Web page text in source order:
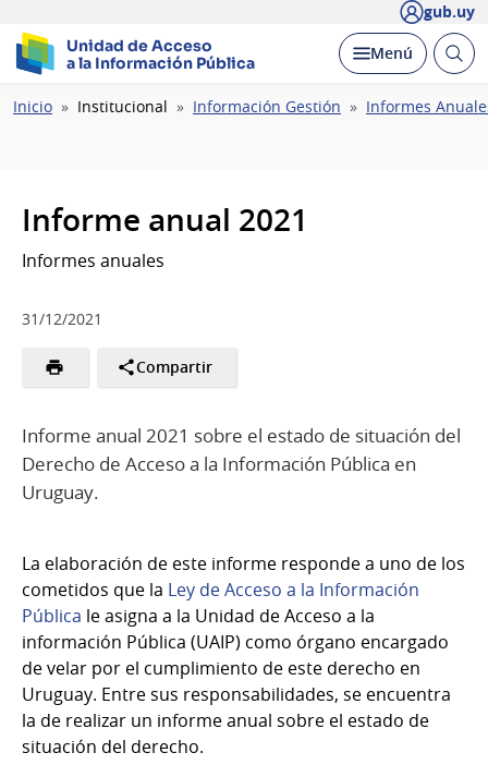
gub.uy
Unidad de Acceso
a la Información Pública
Desplegar
Menú Abrir
Ruta
Inicio Institucional Información Gestión Informes
Informe anual 2021
Informes anuales
31/12/2021
Compartir
Informe anual 2021 sobre el estado de situación del
Derecho de Acceso a la Información Pública en
Uruguay.
La elaboración de este informe responde a uno de los
cometidos que la Ley de Acceso a la Información
Pública le asigna a la Unidad de Acceso a la
información Pública (UAIP) como órgano encargado
de velar por el cumplimiento de este derecho en
Uruguay. Entre sus responsabilidades, se encuentra
la de realizar un informe anual sobre el estado de
situación del derecho.